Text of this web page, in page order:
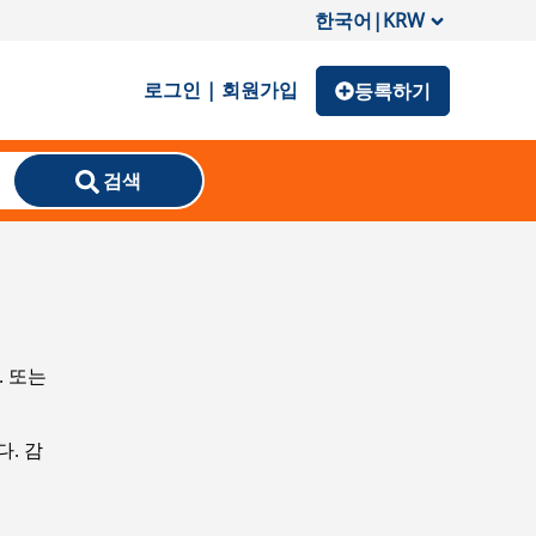
한국어|KRW
로그인 | 회원가입 등록하기
검색
또는
. 감